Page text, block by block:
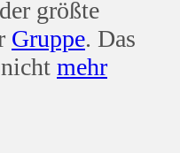
größte
Gruppe. Das
mehr